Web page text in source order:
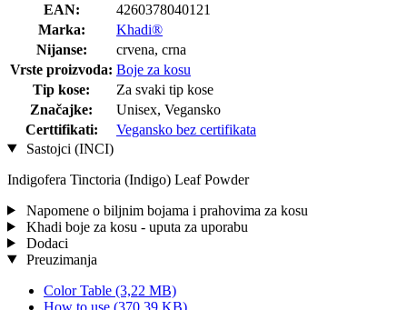
EAN:
4260378040121
Marka:
Khadi®
Nijanse:
crvena, crna
Vrste proizvoda: Boje za kosu
Tip kose:
Za svaki tip kose
Značajke:
Unisex, Vegansko
Certtifikati:
Vegansko bez certifikata
Sastojci (INCI)
Indigofera Tinctoria (Indigo) Leaf Powder
Napomene o biljnim bojama i prahovima za kosu
Khadi boje za kosu - uputa za uporabu
Dodaci
Preuzimanja
Color Table (3,22 MB)
How to use (370,39 KB)